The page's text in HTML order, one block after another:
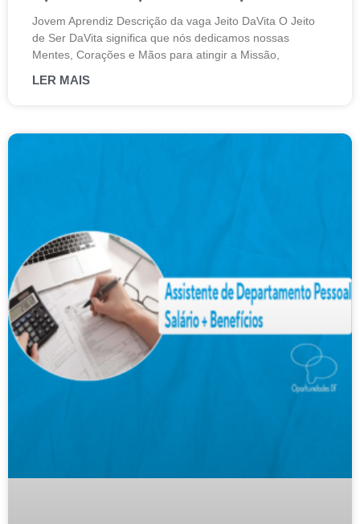
Jovem Aprendiz Descrição da vaga Jeito DaVita O Jeito
de Ser DaVita significa que nós dedicamos nossas
Mentes, Corações e Mãos para atingir a Missão,
LER MAIS